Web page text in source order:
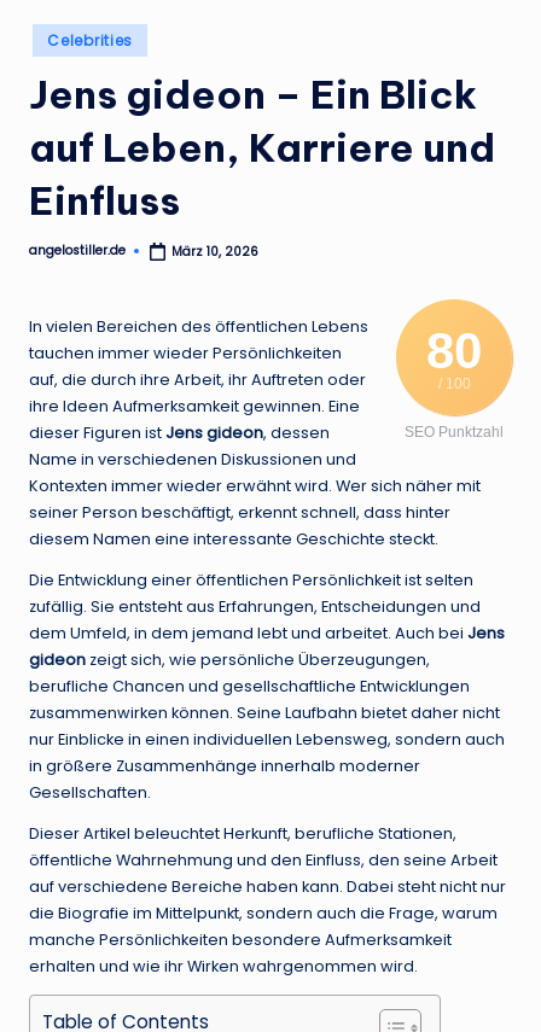
d
e
Posted
in
Celebrities
Jens gideon – Ein Blick
auf Leben, Karriere und
Einfluss
Posted
angelostiller.de März 10, 2026
80
/ 100
SEO Punktzahl
In vielen Bereichen des öffentlichen Lebens
tauchen immer wieder Persönlichkeiten
auf, die durch ihre Arbeit, ihr Auftreten oder
ihre Ideen Aufmerksamkeit gewinnen. Eine
dieser Figuren istJens gideon, dessen
Name in verschiedenen Diskussionen und
Kontexten immer wieder erwähnt wird. Wer sich näher mit
seiner Person beschäftigt, erkennt schnell, dass hinter
diesem Namen eine interessante Geschichte steckt.
Die Entwicklung einer öffentlichen Persönlichkeit ist selten
zufällig. Sie entsteht aus Erfahrungen, Entscheidungen und
dem Umfeld, in dem jemand lebt und arbeitet. Auch bei Jens
gideon zeigt sich, wie persönliche Überzeugungen,
berufliche Chancen und gesellschaftliche Entwicklungen
zusammenwirken können. Seine Laufbahn bietet daher nicht
nur Einblicke in einen individuellen Lebensweg, sondern auch
in größere Zusammenhänge innerhalb moderner
Gesellschaften.
Dieser Artikel beleuchtet Herkunft, berufliche Stationen,
öffentliche Wahrnehmung und den Einfluss, den seine Arbeit
auf verschiedene Bereiche haben kann. Dabei steht nicht nur
die Biografie im Mittelpunkt, sondern auch die Frage, warum
manche Persönlichkeiten besondere Aufmerksamkeit
erhalten und wie ihr Wirken wahrgenommen wird.
Table of Contents